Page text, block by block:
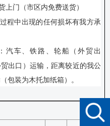
上门（市区内免费送货）
程中出现的任何损坏有我方承
汽车、铁路、轮船（外贸出
出口）运输，距离较近的我公
包装为木托加纸箱）。